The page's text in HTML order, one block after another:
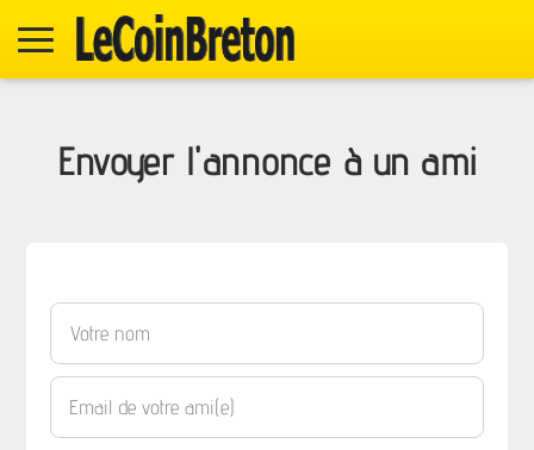
Envoyer l'annonce à un ami